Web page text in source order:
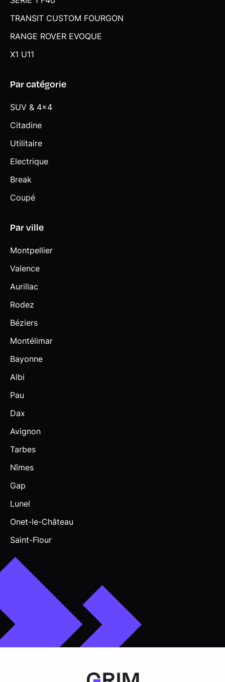
TRANSIT CUSTOM FOURGON
RANGE ROVER EVOQUE
X1 U11
Par catégorie
SUV & 4x4
Citadine
Utilitaire
Electrique
Break
Coupé
Par ville
Montpellier
Valence
Aurillac
Rodez
Béziers
Montélimar
Bayonne
Albi
Pau
Dax
Avignon
Tarbes
Nîmes
Gap
Lunel
Onet-le-Château
Saint-Flour